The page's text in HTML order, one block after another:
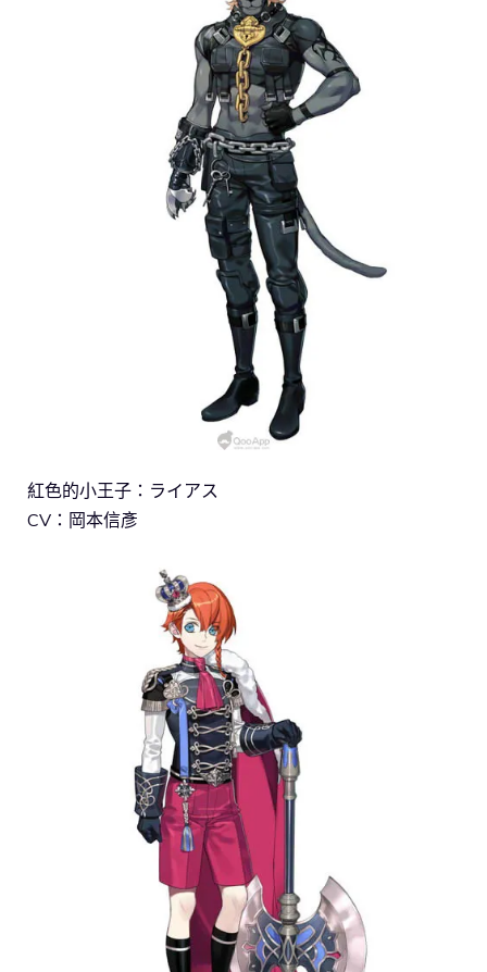
紅色的小王子：ライアス
CV：岡本信彥